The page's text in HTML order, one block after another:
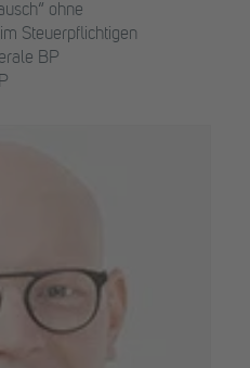
ohne
Steuerpflichtigen
BP